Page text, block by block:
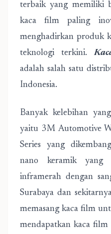
terbaik yang memiliki
kaca film paling
menghadirkan produk
teknologi terkini.
adalah salah satu
Indonesia.
Banyak kelebihan
yaitu 3M Automotive
Series yang
nano keramik yang
inframerah dengan
Surabaya dan
memasang kaca film
mendapatkan kaca